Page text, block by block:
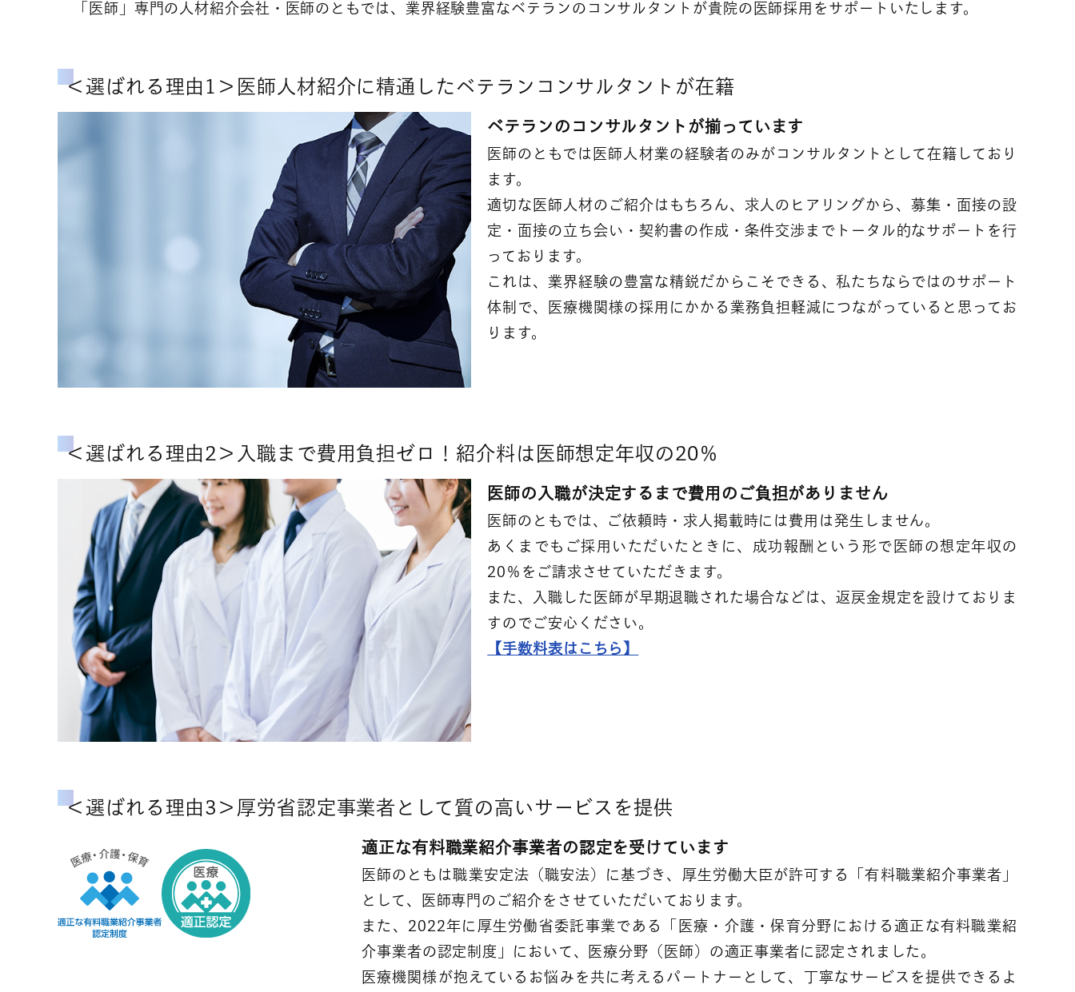
「医師」専門の人材紹介会社・医師のともでは、業界経験豊富なベテランのコンサルタントが貴院の医師採用をサポートいたします。
＜選ばれる理由1＞医師人材紹介に精通したベテランコンサルタントが在籍
ベテランのコンサルタントが揃っています
医師のともでは医師人材業の経験者のみがコンサルタントとして在籍しており
ます。
適切な医師人材のご紹介はもちろん、求人のヒアリングから、募集・面接の設
定・面接の立ち会い・契約書の作成・条件交渉までトータル的なサポートを行
っております。
これは、業界経験の豊富な精鋭だからこそできる、私たちならではのサポート
体制で、医療機関様の採用にかかる業務負担軽減につながっていると思ってお
ります。
＜選ばれる理由2＞入職まで費用負担ゼロ！紹介料は医師想定年収の20％
医師の入職が決定するまで費用のご負担がありません
医師のともでは、ご依頼時・求人掲載時には費用は発生しません。
あくまでもご採用いただいたときに、成功報酬という形で医師の想定年収の
20％をご請求させていただきます。
また、入職した医師が早期退職された場合などは、返戻金規定を設けておりま
すのでご安心ください。
【手数料表はこちら】
＜選ばれる理由3＞厚労省認定事業者として質の高いサービスを提供
適正な有料職業紹介事業者の認定を受けています
医師のともは職業安定法（職安法）に基づき、厚生労働大臣が許可する「有料職業紹介事業者」
として、医師専門のご紹介をさせていただいております。
また、2022年に厚生労働省委託事業である「医療・介護・保育分野における適正な有料職業紹
介事業者の認定制度」において、医療分野（医師）の適正事業者に認定されました。
医療機関様が抱えているお悩みを共に考えるパートナーとして、丁寧なサービスを提供できるよ